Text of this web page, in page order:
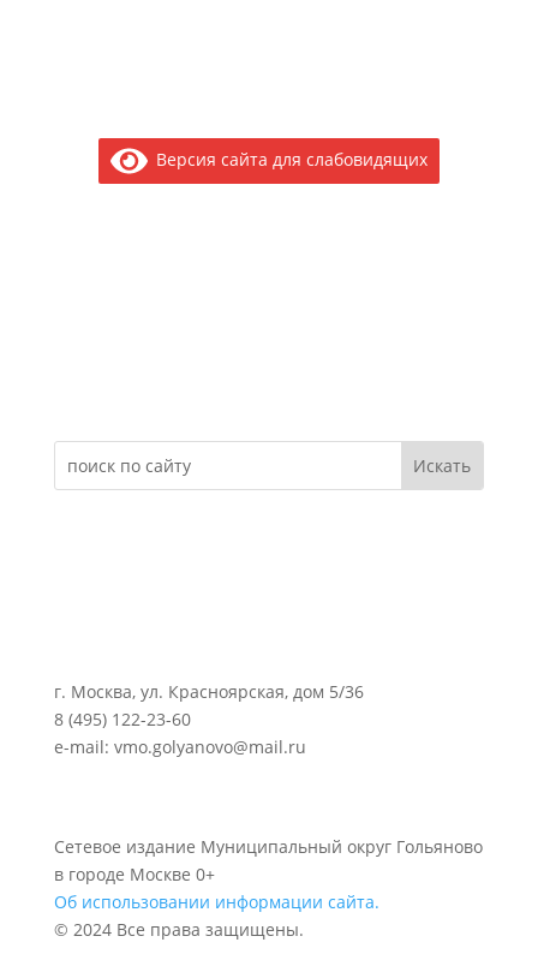
Версия сайта для слабовидящих
г. Москва, ул. Красноярская, дом 5/36
8 (495) 122-23-60
e-mail: vmo.golyanovo@mail.ru
Сетевое издание Муниципальный округ Гольяново
в городе Москве 0+
Об использовании информации сайта.
© 2024 Все права защищены.